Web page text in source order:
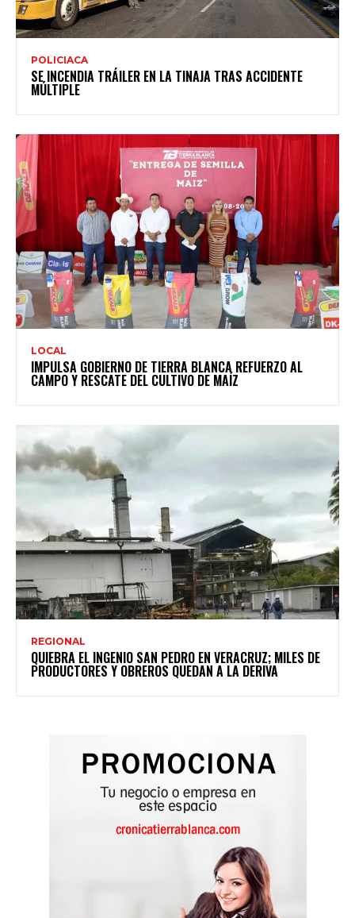
POLICIACA
SE INCENDIA TRÁILER EN LA TINAJA TRAS ACCIDENTE
MÚLTIPLE
LOCAL
IMPULSA GOBIERNO DE TIERRA BLANCA REFUERZO AL
CAMPO Y RESCATE DEL CULTIVO DE MAÍZ
REGIONAL
QUIEBRA EL INGENIO SAN PEDRO EN VERACRUZ; MILES DE
PRODUCTORES Y OBREROS QUEDAN A LA DERIVA